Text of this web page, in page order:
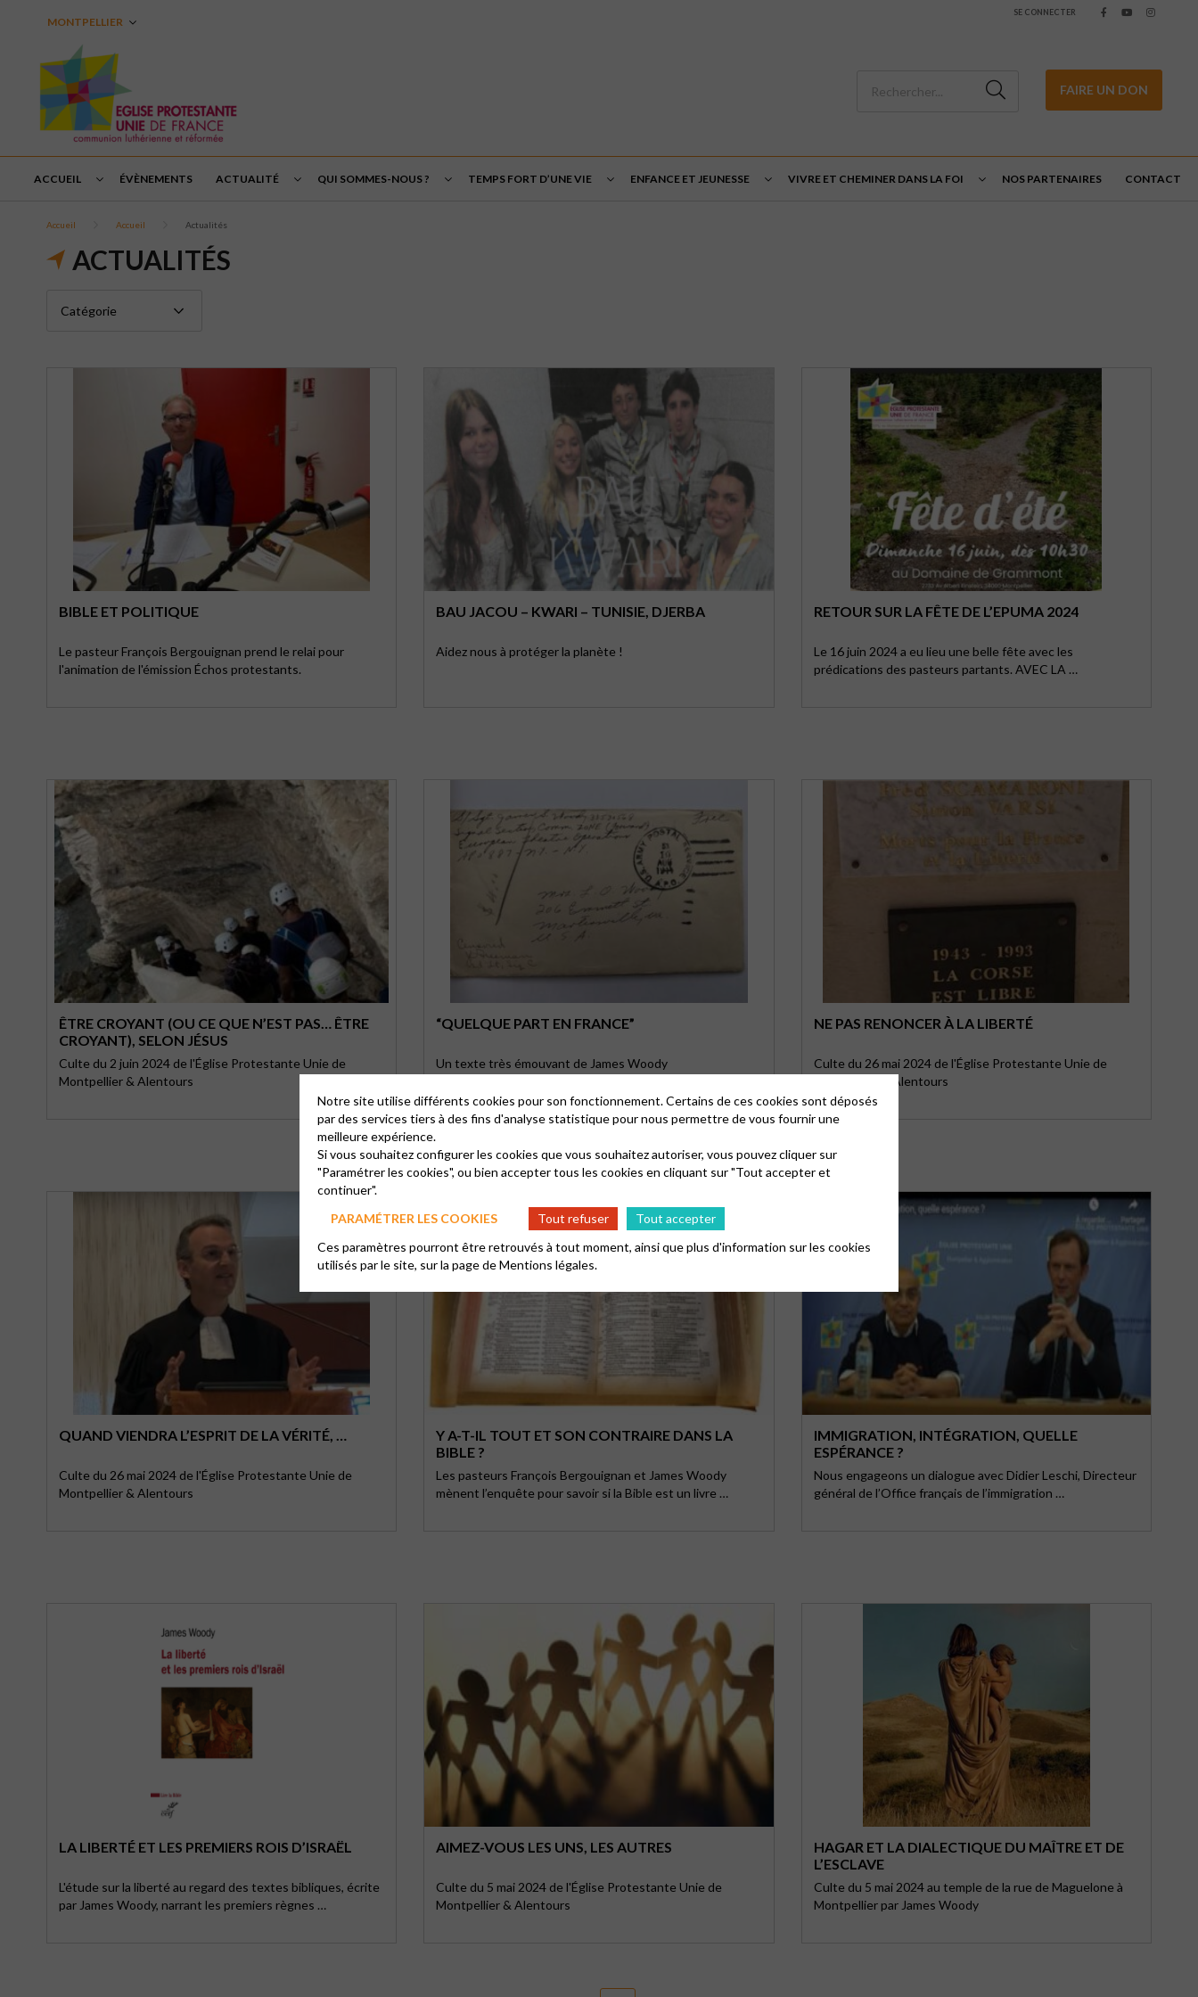
MONTPELLIER
SE CONNECTER
FAIRE UN DON
ACCUEIL ÉVÈNEMENTS ACTUALITÉ QUI SOMMES-NOUS ? TEMPS FORT D’UNE VIE ENFANCE ET JEUNESSE VIVRE ET CHEMINER DANS LA FOI NOS PARTENAIRES CONTACT
Accueil Accueil Actualités
ACTUALITÉS
BIBLE ET POLITIQUE
Le pasteur François Bergouignan prend le relai pour
l'animation de l'émission Échos protestants.
BAU JACOU – KWARI – TUNISIE, DJERBA
Aidez nous à protéger la planète !
RETOUR SUR LA FÊTE DE L’EPUMA 2024
Le 16 juin 2024 a eu lieu une belle fête avec les
prédications des pasteurs partants. AVEC LA …
ÊTRE CROYANT (OU CE QUE N’EST PAS… ÊTRE
CROYANT), SELON JÉSUS
Culte du 2 juin 2024 de l'Église Protestante Unie de
Montpellier & Alentours
“QUELQUE PART EN FRANCE”
Un texte très émouvant de James Woody
NE PAS RENONCER À LA LIBERTÉ
Culte du 26 mai 2024 de l'Église Protestante Unie de
Montpellier & Alentours
QUAND VIENDRA L’ESPRIT DE LA VÉRITÉ, …
Culte du 26 mai 2024 de l'Église Protestante Unie de
Montpellier & Alentours
Y A-T-IL TOUT ET SON CONTRAIRE DANS LA
BIBLE ?
Les pasteurs François Bergouignan et James Woody
mènent l’enquête pour savoir si la Bible est un livre …
IMMIGRATION, INTÉGRATION, QUELLE
ESPÉRANCE ?
Nous engageons un dialogue avec Didier Leschi, Directeur
général de l’Office français de l’immigration …
LA LIBERTÉ ET LES PREMIERS ROIS D’ISRAËL
L'étude sur la liberté au regard des textes bibliques, écrite
par James Woody, narrant les premiers règnes …
AIMEZ-VOUS LES UNS, LES AUTRES
Culte du 5 mai 2024 de l'Église Protestante Unie de
Montpellier & Alentours
HAGAR ET LA DIALECTIQUE DU MAÎTRE ET DE
L’ESCLAVE
Culte du 5 mai 2024 au temple de la rue de Maguelone à
Montpellier par James Woody
Notre site utilise différents cookies pour son fonctionnement. Certains de ces cookies sont déposés
par des services tiers à des fins d'analyse statistique pour nous permettre de vous fournir une
meilleure expérience.
Si vous souhaitez configurer les cookies que vous souhaitez autoriser, vous pouvez cliquer sur
"Paramétrer les cookies", ou bien accepter tous les cookies en cliquant sur "Tout accepter et
continuer".
PARAMÉTRER LES COOKIES
Tout refuser
Tout accepter
Ces paramètres pourront être retrouvés à tout moment, ainsi que plus d'information sur les cookies
utilisés par le site, sur la page deMentions légales.